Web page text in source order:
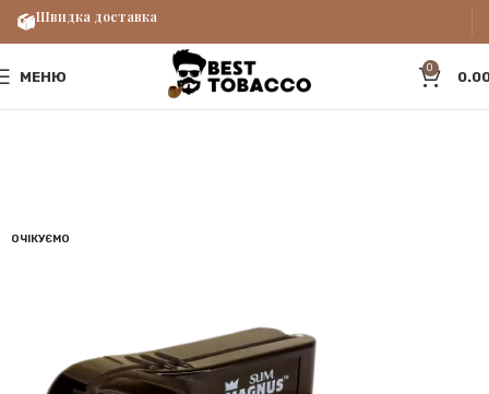
МЕНЮ
0
ОЧІКУЄМО
Швидка доставка